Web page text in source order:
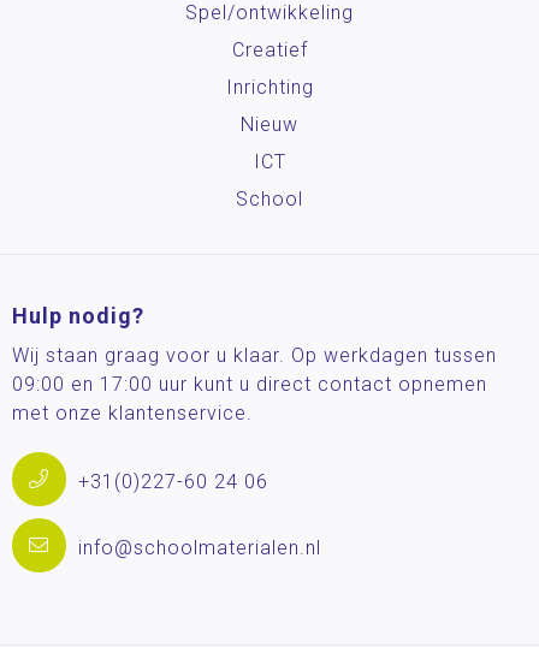
Spel/ontwikkeling
Creatief
Inrichting
Nieuw
ICT
School
Hulp nodig?
Wij staan graag voor u klaar. Op werkdagen tussen
09:00 en 17:00 uur kunt u direct contact opnemen
met onze klantenservice.
+31(0)227-60 24 06
info@schoolmaterialen.nl